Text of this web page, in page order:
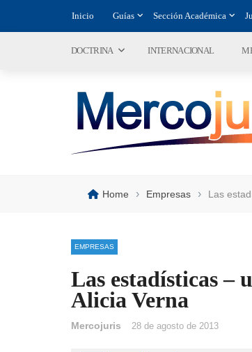
Inicio Guías Sección Académica
DOCTRINA INTERNACIONAL
Home › Empresas › Las
EMPRESAS
Las estadísticas –
Alicia Verna
Mercojuris 28 de agosto de 2013